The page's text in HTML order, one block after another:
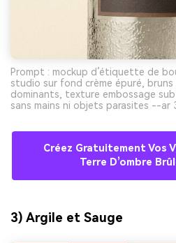
Prompt : mockup d’étiquette de
studio sur fond crème épuré,
dominants, texture embossage
sans mains ni objets parasites --ar
Créez Gratuitement Vos
Terre D’ombre
3) Argile et Sauge